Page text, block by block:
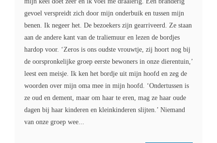
gevoel verspreidt zich door mijn onderbuik en tussen mijn
benen. Ik negeer het. De bezoekers zijn gearriveerd. Ze staan
aan de andere kant van de traliemuur en lezen de bordjes
hardop voor. ‘Zeros is ons oudste vrouwtje, zij hoort nog bij
de oorspronkelijke groep eerste bewoners in onze dierentuin,’
leest een meisje. Ik ken het bordje uit mijn hoofd en zeg de
woorden over mijn oma mee in mijn hoofd. ‘Ondertussen is
ze oud en dement, maar om haar te eren, mag ze haar oude
dagen bij haar kinderen en kleinkinderen slijten.’ Niemand
van onze groep wee...